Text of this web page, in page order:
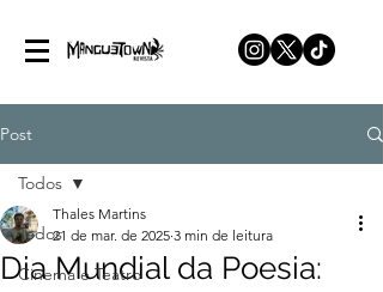
Post
Todos
Cinema e Teatro
Todos
Dia Mundial da Poesia:
Thales Martins
21 de mar. de 2025 3 min de leitura